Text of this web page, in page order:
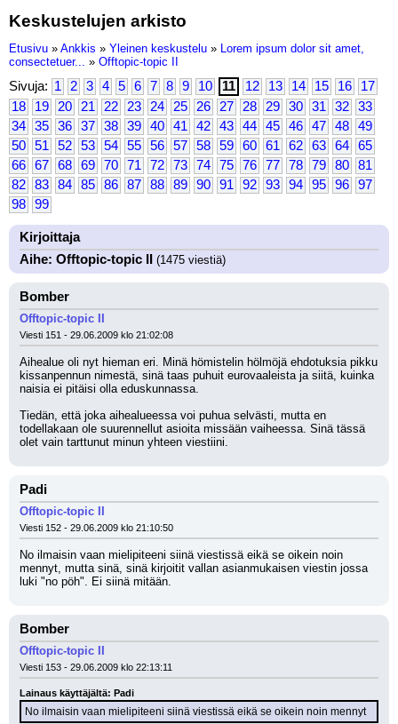
Keskustelujen arkisto
Etusivu » Ankkis » Yleinen keskustelu » Lorem ipsum dolor sit amet,
consectetuer... » Offtopic-topic II
Sivuja: 1 2 3 4 5 6 7 8 9 10 11 12 13 14 15 16
17
18
19 20 21 22 23 24 25 26 27 28 29 30 31 32
33
34
35 36 37 38 39 40 41 42 43 44 45 46 47 48
49
50
51 52 53 54 55 56 57 58 59 60 61 62 63 64
65
66
67 68 69 70 71 72 73 74 75 76 77 78 79 80
81
82
83 84 85 86 87 88 89 90 91 92 93 94 95 96
97
98
99
Kirjoittaja
Aihe: Offtopic-topic II
(1475 viestiä)
Bomber
Offtopic-topic II
Viesti 151 - 29.06.2009 klo 21:02:08
Aihealue oli nyt hieman eri. Minä hömistelin hölmöjä ehdotuksia pikku
kissanpennun nimestä, sinä taas puhuit eurovaaleista ja siitä, kuinka
naisia ei pitäisi olla eduskunnassa.
Tiedän, että joka aihealueessa voi puhua selvästi, mutta en
todellakaan ole suurennellut asioita missään vaiheessa. Sinä tässä
olet vain tarttunut minun yhteen viestiini.
Padi
Offtopic-topic II
Viesti 152 - 29.06.2009 klo 21:10:50
No ilmaisin vaan mielipiteeni siinä viestissä eikä se oikein noin
mennyt, mutta sinä, sinä kirjoitit vallan asianmukaisen viestin jossa
luki "no pöh". Ei siinä mitään.
Bomber
Offtopic-topic II
Viesti 153 - 29.06.2009 klo 22:13:11
Lainaus käyttäjältä: Padi
No ilmaisin vaan mielipiteeni siinä viestissä eikä se oikein noin mennyt